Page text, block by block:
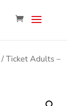
/ Ticket Adults –